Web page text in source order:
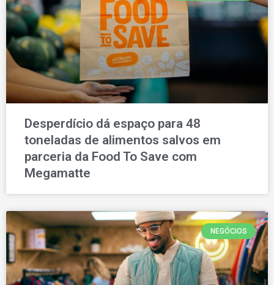
Desperdício dá espaço para 48
toneladas de alimentos salvos em
parceria da Food To Save com
Megamatte
NEGÓCIOS